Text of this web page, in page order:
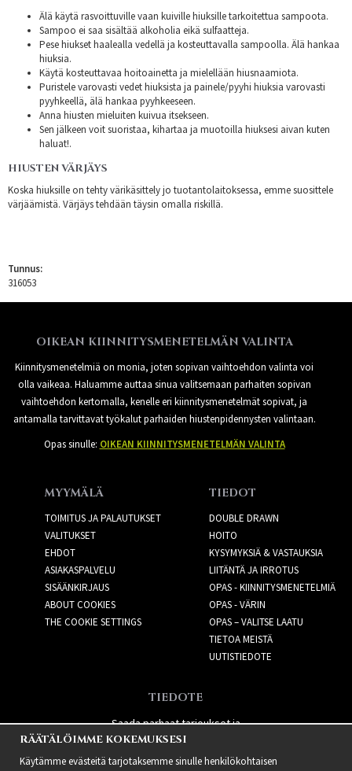
Älä käytä rasvoittuville vaan kuiville hiuksille tarkoitettua sampoota.
Sampoo ei saa sisältää alkoholia eikä sulfaatteja.
Pese hiukset haalealla vedellä ja kosteuttavalla sampoolla. Älä hankaa
hiuksia.
Käytä kosteuttavaa hoitoainetta ja mielellään hiusnaamiota.
Puristele varovasti vedet hiuksista ja painele/pyyhi hiuksia varovasti
pyyhkeellä, älä hankaa pyyhkeeseen.
Anna hiusten mieluiten kuivua itsekseen.
Sen jälkeen voit suoristaa, kihartaa ja muotoilla hiuksesi aivan kuten
haluat!.
HIUSTEN VÄRJÄYS
Koska hiuksille on tehty värikäsittely jo tuotantolaitoksessa, emme suosittele
värjäämistä. Värjäys tehdään täysin omalla riskillä.
Tunnus:
316053
OIKEAN KIINNITYSMENETELMÄN VALINTA
Kiinnitysmenetelmiä on monia, joten sopivan vaihtoehdon valinta voi
olla vaikeaa. Haluamme auttaa sinua valitsemaan parhaiten sopivan
vaihtoehdon kertomalla, kenelle eri kiinnitysmenetelmät sopivat, ja
antamalla tarvittavat työkalut parhaiden hiustenpidennysten valintaan.
Opas sinulle: OIKEAN KIINNITYSMENETELMÄN VALINTA
MYYMÄLÄ
TOIMITUS JA PALAUTUKSET
VALITUKSET
EHDOT
ASIAKASPALVELU
SISÄÄNKIRJAUS
ABOUT COOKIES
THE COOKIE SETTINGS
TIEDOT
DOUBLE DRAWN
HOITO
KYSYMYKSIÄ & VASTAUKSIA
LIITÄNTÄ JA IRROTUS
OPAS - KIINNITYSMENETELMIÄ
OPAS - VÄRIN
OPAS – VALITSE LAATU
TIETOA MEISTÄ
UUTISTIEDOTE
TIEDOTE
Saada parhaat tarjoukset ja
uusia tuotteita!
RÄÄTÄLÖIMME KOKEMUKSESI
Käytämme evästeitä tarjotaksemme sinulle henkilökohtaisen